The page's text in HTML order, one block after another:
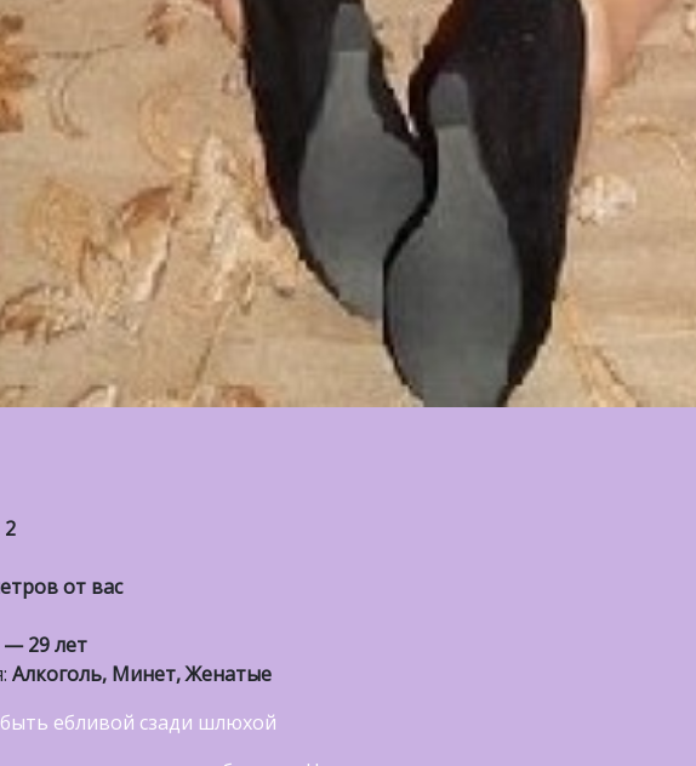
2
от вас
— 29 лет
Алкоголь, Минет, Женатые
ебливой сзади шлюхой